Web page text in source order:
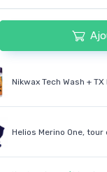
Nikwax Tech Wash +
Helios Merino One,